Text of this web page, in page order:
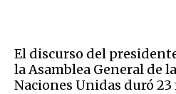
El discurso del
la Asamblea General de
Naciones Unidas duró